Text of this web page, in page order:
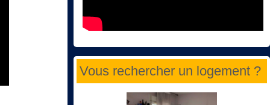
Vous rechercher un logement ?